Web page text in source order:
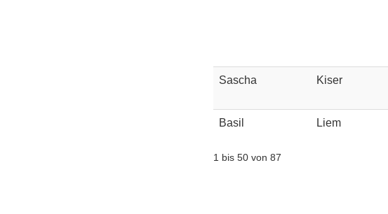
Sascha Kiser
Basil Liem
1 bis 50 von 87